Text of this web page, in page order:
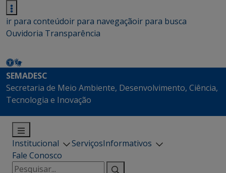
ir para conteúdoir para navegaçãoir para busca
Ouvidoria Transparência
SEMADESC
Secretaria de Meio Ambiente, Desenvolvimento, Ciência,
Tecnologia e Inovação
Institucional ServiçosInformativos
Fale Conosco
Pesquisar